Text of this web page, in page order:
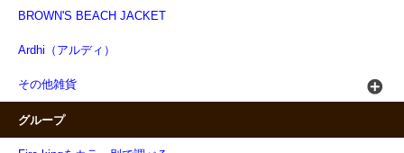
BROWN'S BEACH JACKET
Ardhi（アルディ）
その他雑貨
グループ